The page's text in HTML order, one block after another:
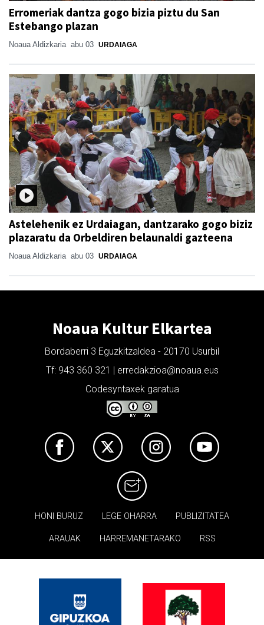
Erromeriak dantza gogo bizia piztu du San
Estebango plazan
Noaua Aldizkaria abu 03 URDAIAGA
Astelehenik ez Urdaiagan, dantzarako gogo biziz
plazaratu da Orbeldiren belaunaldi gazteena
Noaua Aldizkaria abu 03 URDAIAGA
Noaua Kultur Elkartea
Bordaberri 3 Eguzkitzaldea - 20170 Usurbil
Tf: 943 360 321 | erredakzioa@noaua.eus
Codesyntaxek garatua
HONI BURUZ LEGE OHARRA PUBLIZITATEA
ARAUAK HARREMANETARAKO RSS